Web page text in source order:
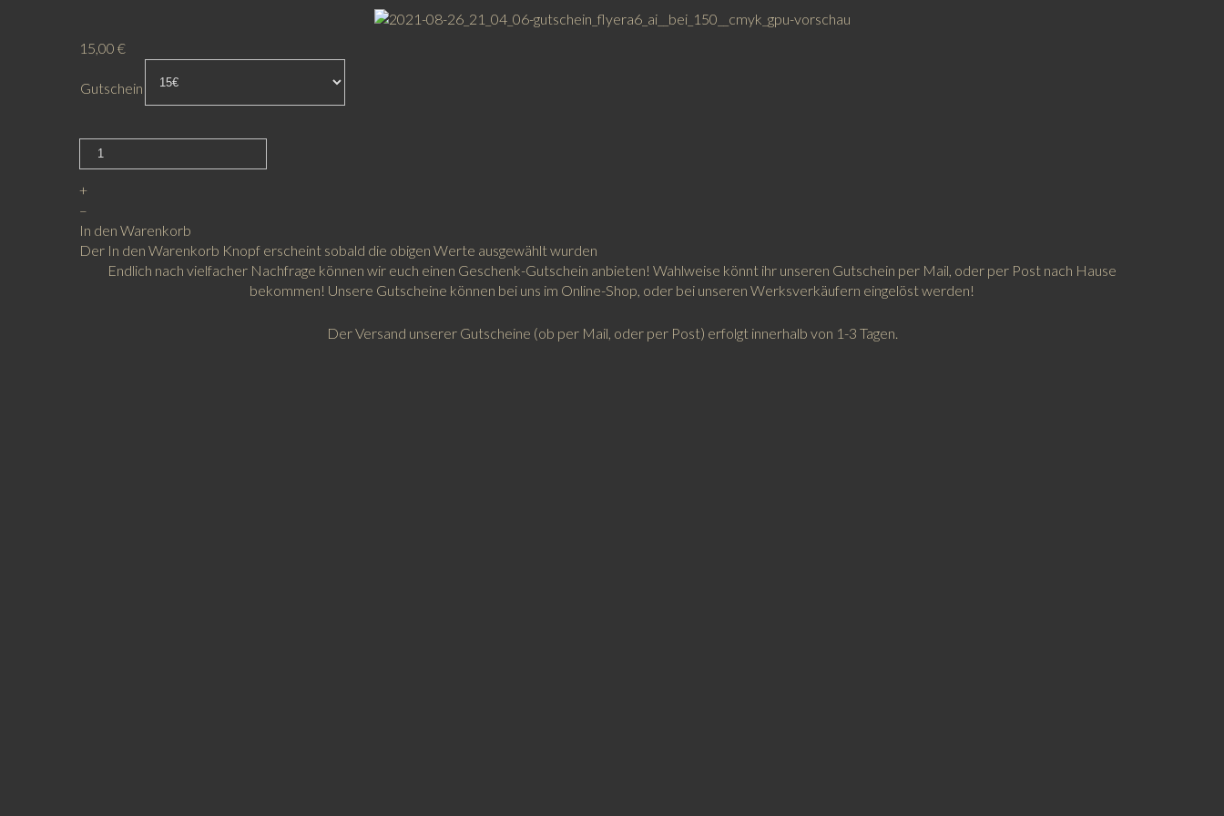
15,00 €
Gutschein
+
–
In den Warenkorb
Der In den Warenkorb Knopf erscheint sobald die obigen Werte ausgewählt wurden
Endlich nach vielfacher Nachfrage können wir euch einen Geschenk-Gutschein anbieten! Wahlweise könnt ihr unseren Gutschein per Mail, oder per Post nach Hause
bekommen! Unsere Gutscheine können bei uns im Online-Shop, oder bei unseren Werksverkäufern eingelöst werden!
Der Versand unserer Gutscheine (ob per Mail, oder per Post) erfolgt innerhalb von 1-3 Tagen.